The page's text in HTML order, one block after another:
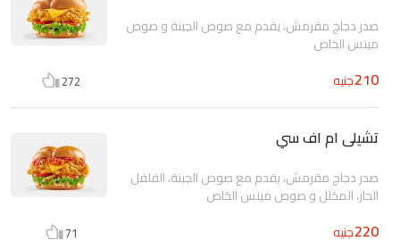
صدر دجاج مقرمش، يقدم مع صوص الجبنة و صوص
مينس الخاص
210جنيه 272
تشيلى ام اف سي
صدر دجاج مقرمش، يقدم مع صوص الجبنة، الفلفل
الحار، المخلل و صوص مينس الخاص
220جنيه 71